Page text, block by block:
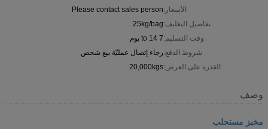
الأسعار:Please contact sales person
تفاصيل التغليف:25kg/bag
وقت التسليم:7 to 14 يوم
شروط الدفع:رجاء إتصال عمليّة بيع شخص
القدرة على العرض:20,000kgs
وصف
مخبز مستحلب